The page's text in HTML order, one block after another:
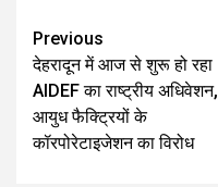
Continue
Reading
Previous
देहरादून में आज से शुरू हो रहा
AIDEF का राष्ट्रीय अधिवेशन,
आयुध फैक्ट्रियों के
कॉरपोरेटाइजेशन का विरोध